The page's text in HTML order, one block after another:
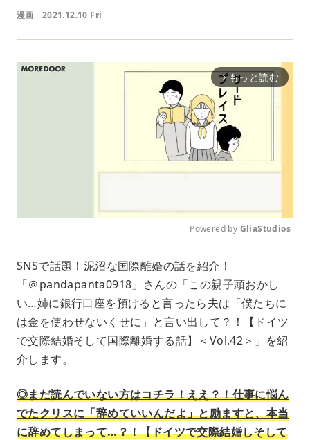
漫画 2021.12.10 Fri
arrow_forward_ios もっと読む
t
e
Powered by GliaStudios
SNSで話題！泥沼な国際離婚の話を紹介！
「＠pandapanta0918」さんの「この親子頭おかし
い…姉に銀行口座を預けると言ったら夫は「僕たちに
は金を使わせないくせに」と言い出して？！【ドイツ
で交際結婚そして国際離婚する話】＜Vol.42＞」を紹
介します。
◎まだ読んでいない方はコチラ！ええ？！仕事に悩ん
でたクリスに「辞めていいんだよ」と励ますと、本当
に辞めてしまって…？！【ドイツで交際結婚しそして